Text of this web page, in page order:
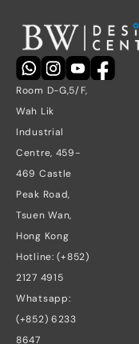
Room D-G,5/F,
Wah Lik
Industrial
Centre, 459-
469 Castle
Peak Road,
Tsuen Wan,
Hong Kong
Hotline: (+852)
2127 4915
Whatsapp:
(+852) 6233
8647